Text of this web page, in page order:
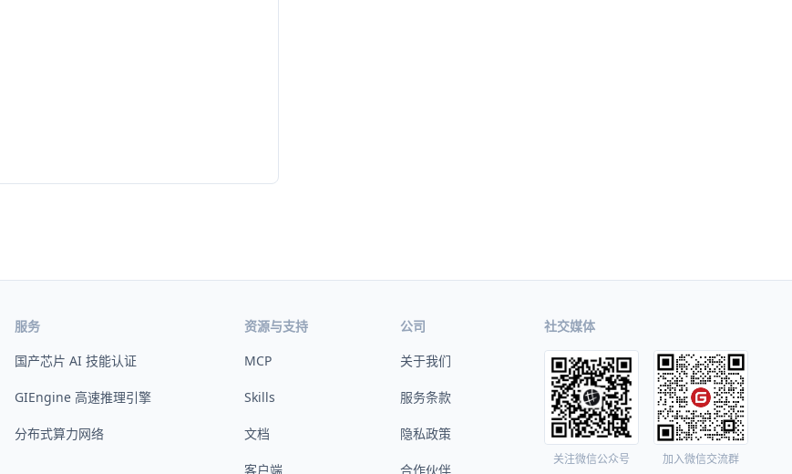
服务
国产芯片 AI 技能认证
GIEngine 高速推理引擎
分布式算力网络
资源与支持
MCP
Skills
文档
客户端
公司
关于我们
服务条款
隐私政策
合作伙伴
社交媒体
关注微信公众号 加入微信交流群